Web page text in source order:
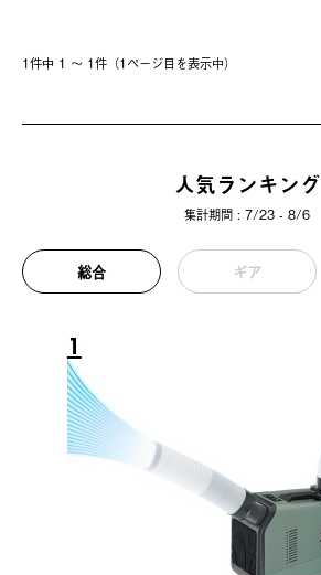
1件中 1 〜 1件（1ページ⽬を表⽰中）
人気ランキング
集計期間 : 7/23 - 8/6
総合 ギア
1